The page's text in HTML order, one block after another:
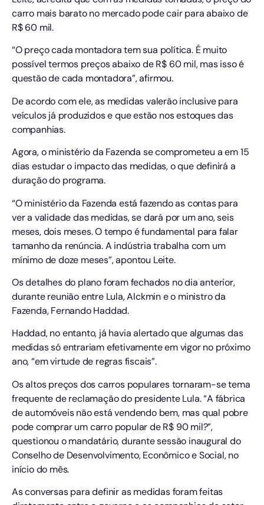
carro mais barato no mercado pode cair para abaixo de
R$ 60 mil.
“O preço cada montadora tem sua política. É muito
possível termos preços abaixo de R$ 60 mil, mas isso é
questão de cada montadora”, afirmou.
De acordo com ele, as medidas valerão inclusive para
veículos já produzidos e que estão nos estoques das
companhias.
Agora, o ministério da Fazenda se comprometeu a em 15
dias estudar o impacto das medidas, o que definirá a
duração do programa.
“O ministério da Fazenda está fazendo as contas para
ver a validade das medidas, se dará por um ano, seis
meses, dois meses. O tempo é fundamental para falar
tamanho da renúncia. A indústria trabalha com um
mínimo de doze meses”, apontou Leite.
Os detalhes do plano foram fechados no dia anterior,
durante reunião entre Lula, Alckmin e o ministro da
Fazenda, Fernando Haddad.
Haddad, no entanto, já havia alertado que algumas das
medidas só entrariam efetivamente em vigor no próximo
ano, “em virtude de regras fiscais”.
Os altos preços dos carros populares tornaram-se tema
frequente de reclamação do presidente Lula. “A fábrica
de automóveis não está vendendo bem, mas qual pobre
pode comprar um carro popular de R$ 90 mil?”,
questionou o mandatário, durante sessão inaugural do
Conselho de Desenvolvimento, Econômico e Social, no
início do mês.
As conversas para definir as medidas foram feitas